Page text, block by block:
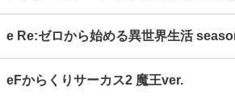
e Re:ゼロから始める異世界生活
eFからくりサーカス2 魔王ver.